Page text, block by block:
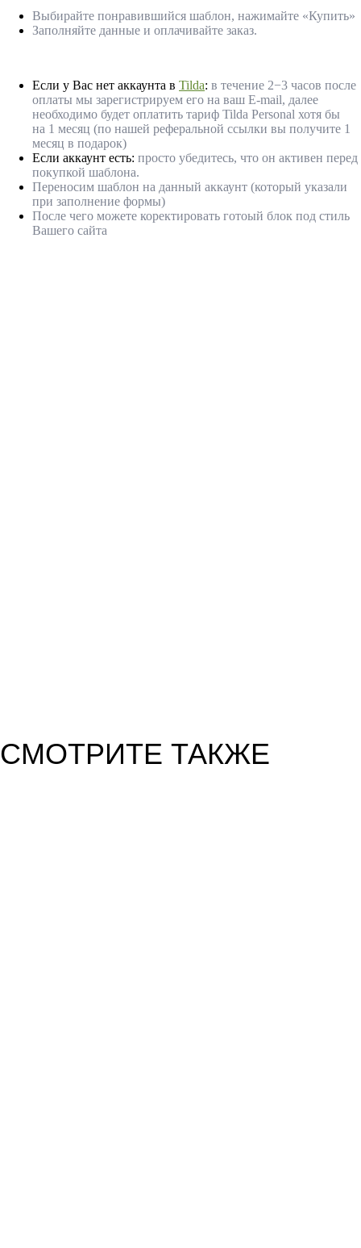
Выбирайте понравившийся шаблон, нажимайте «Купить»
Заполняйте данные и оплачивайте заказ.
Если у Вас нет аккаунта в Tilda: в течение 2−3 часов после
оплаты мы зарегистрируем его на ваш E-mail, далее
необходимо будет оплатить тариф Tilda Personal хотя бы
на 1 месяц (по нашей реферальной ссылки вы получите 1
месяц в подарок)
Если аккаунт есть: просто убедитесь, что он активен перед
покупкой шаблона.
Переносим шаблон на данный аккаунт (который указали
при заполнение формы)
После чего можете коректировать готоый блок под стиль
Вашего сайта